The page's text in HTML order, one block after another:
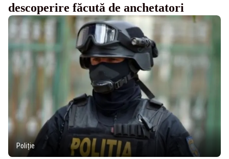
descoperire făcută de anchetatori
Poliție